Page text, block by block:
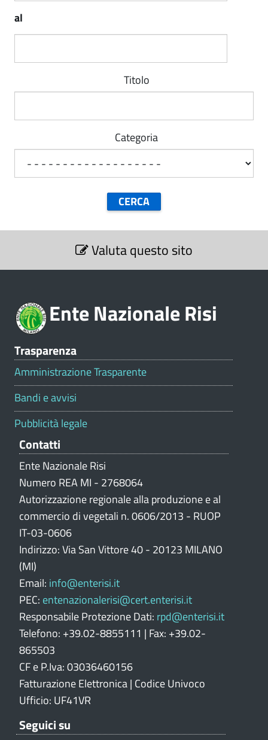
al
Titolo
Categoria
S
z
Valuta questo sito
Ente Nazionale Risi
Trasparenza
Amministrazione Trasparente
Bandi e avvisi
Pubblicità legale
Contatti
Ente Nazionale Risi
Numero REA MI - 2768064
Autorizzazione regionale alla produzione e al
commercio di vegetali n. 0606/2013 - RUOP
IT-03-0606
Indirizzo: Via San Vittore 40 - 20123 MILANO
(MI)
Email: info@enterisi.it
PEC: entenazionalerisi@cert.enterisi.it
Responsabile Protezione Dati: rpd@enterisi.it
Telefono: +39.02-8855111 | Fax: +39.02-
865503
CF e P.Iva: 03036460156
Fatturazione Elettronica | Codice Univoco
Ufficio: UF41VR
Seguici su